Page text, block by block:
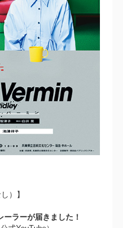
）】
ラーが届きました！